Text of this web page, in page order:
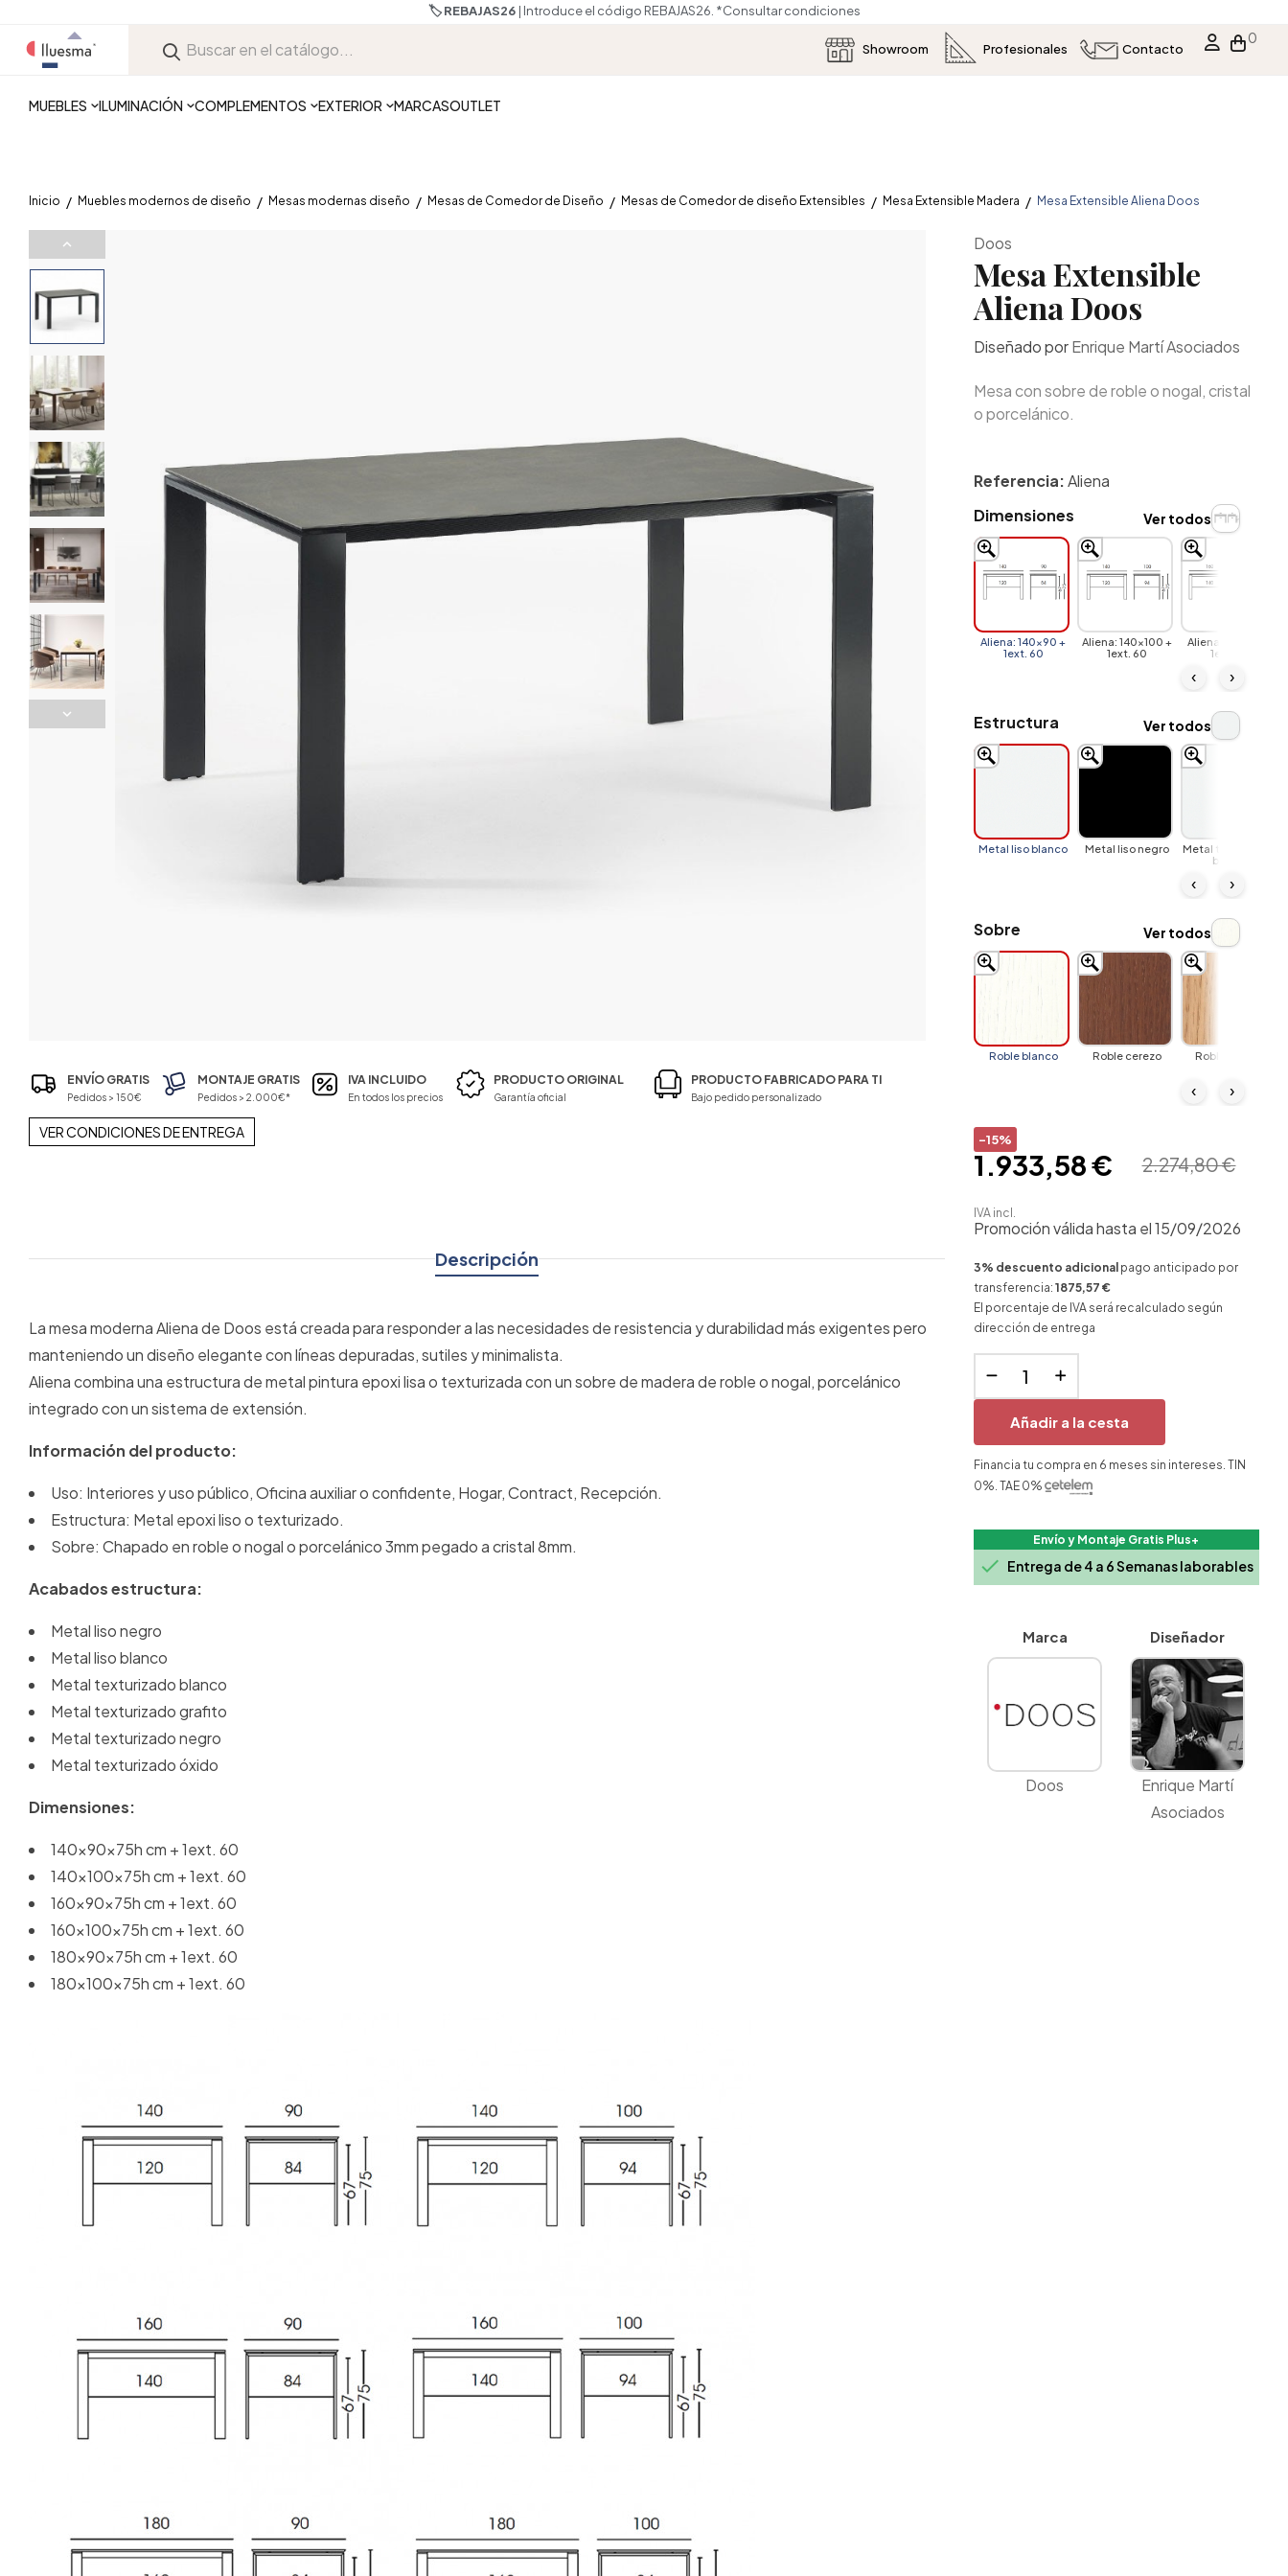
🏷️ REBAJAS26| Introduce el código REBAJAS26. *Consultar condiciones
Showroom Profesionales Contacto
0
MUEBLES ILUMINACIÓN COMPLEMENTOS EXTERIOR MARCASOUTLET
Inicio Muebles modernos de diseño Mesas modernas diseño Mesas de Comedor de Diseño Mesas de Comedor de diseño Extensibles Mesa Extensible Madera Mesa Extensible Aliena Doos
ENVÍO GRATIS
Pedidos > 150€
MONTAJE GRATIS
Pedidos > 2.000€*
IVA INCLUIDO
En todos los precios
PRODUCTO ORIGINAL
Garantía oficial
PRODUCTO FABRICADO PARA TI
Bajo pedido personalizado
VER CONDICIONES DE ENTREGA
Descripción
La mesa moderna Aliena de Doos está creada para responder a las necesidades de resistencia y durabilidad más exigentes pero
manteniendo un diseño elegante con líneas depuradas, sutiles y minimalista.
Aliena combina una estructura de metal pintura epoxi lisa o texturizada con un sobre de madera de roble o nogal, porcelánico
integrado con un sistema de extensión.
Información del producto:
Uso: Interiores y uso público, Oficina auxiliar o confidente, Hogar, Contract, Recepción.
Estructura: Metal epoxi liso o texturizado.
Sobre: Chapado en roble o nogal o porcelánico 3mm pegado a cristal 8mm.
Acabados estructura:
Metal liso negro
Metal liso blanco
Metal texturizado blanco
Metal texturizado grafito
Metal texturizado negro
Metal texturizado óxido
Dimensiones:
140x90x75h cm + 1ext. 60
140x100x75h cm + 1ext. 60
160x90x75h cm + 1ext. 60
160x100x75h cm + 1ext. 60
180x90x75h cm + 1ext. 60
180x100x75h cm + 1ext. 60
Doos
Mesa Extensible
Aliena Doos
Diseñado porEnrique Martí Asociados
Mesa con sobre de roble o nogal, cristal
o porcelánico.
Referencia:Aliena
Dimensiones
Aliena: 140x90 +
1ext. 60
Aliena: 140x100 +
1ext. 60
Aliena: 160x90 +
1ext. 60
‹ ›
Ver todos
Estructura
Metal liso blanco Metal liso negro
Metal texturizado
blanco
‹ ›
Ver todos
Sobre
Roble blanco Roble cerezo Roble natural
‹ ›
Ver todos
-15%
2.274,80 €
1.933,58 €
IVA incl.
Promoción válida hasta el 15/09/2026
3% descuento adicional pago anticipado por
transferencia: 1875,57 €
El porcentaje de IVA será recalculado según
dirección de entrega
Añadir a la cesta
Financia tu compra en 6 meses sin intereses. TIN
0%. TAE 0%
Envío y Montaje Gratis Plus+
 Entrega de 4 a 6 Semanas laborables
Marca
Doos
Diseñador
Enrique Martí
Asociados